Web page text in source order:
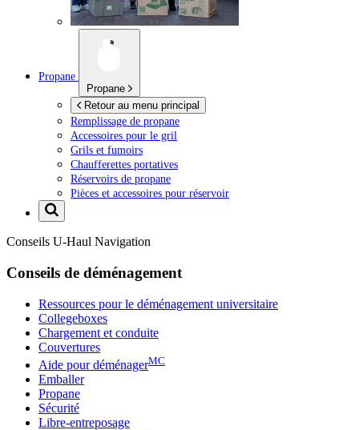
Propane
Propane
Retour au menu principal
Remplissage de propane
Accessoires pour le gril
Grils et fumoirs
Chaufferettes portatives
Réservoirs de propane
Pièces et accessoires pour réservoir
Conseils U-Haul Navigation
Conseils de déménagement
Ressources pour le déménagement universitaire
Collegeboxes
Chargement et conduite
Couvertures
Aide pour déménagerMC
Emballer
Propane
Sécurité
Libre-entreposage